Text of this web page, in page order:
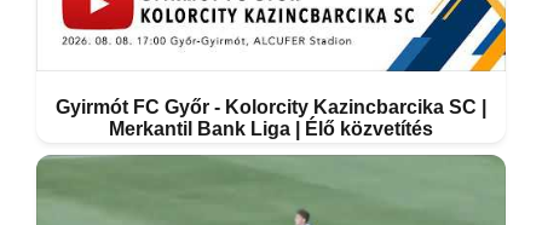
Gyirmót FC Győr - Kolorcity Kazincbarcika SC |
Merkantil Bank Liga | Élő közvetítés